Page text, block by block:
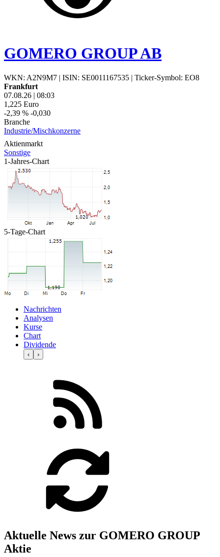
GOMERO GROUP AB
WKN: A2N9M7 | ISIN: SE0011167535 | Ticker-Symbol: EO8
Frankfurt
07.08.26 | 08:03
1,225 Euro
-2,39 % -0,030
Branche
Industrie/Mischkonzerne
Aktienmarkt
Sonstige
1-Jahres-Chart
5-Tage-Chart
Nachrichten
Analysen
Kurse
Chart
Dividende
‹ ›
Aktuelle News zur GOMERO GROUP
Aktie